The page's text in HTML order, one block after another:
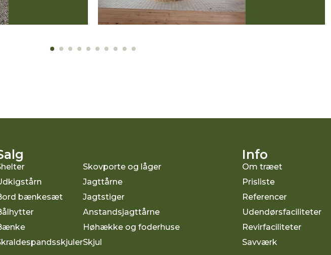
bænkesæt
Skovporte og låger
Jagttårne
Jagtstiger
Anstandsjagttårne
Høhække og foderhuse
Skjul
Info
Om træet
Prisliste
Referencer
Udendørsfaciliteter
Revirfaciliteter
Savværk